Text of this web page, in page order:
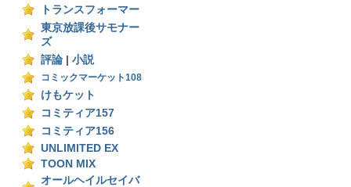
トランスフォーマー
東京放課後サモナー
ズ
評論
小説
コミックマーケット108
けもケット
コミティア157
コミティア156
UNLIMITED EX
TOON MIX
オールヘイルセイバ